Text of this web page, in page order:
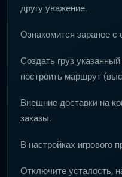
другу уважение.
Ознакомится заранее с
Создать груз
построить маршрут
Внешние доставки на
заказы.
В настройках игрового
Отключите усталость,